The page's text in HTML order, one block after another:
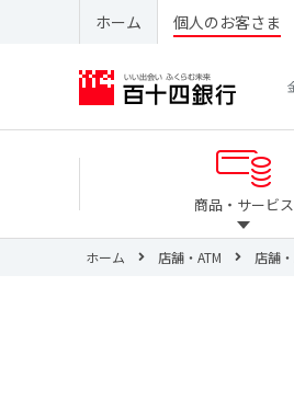
ホーム 個人のお客さま
商品・サービス
ホーム 店舗・ATM 店舗